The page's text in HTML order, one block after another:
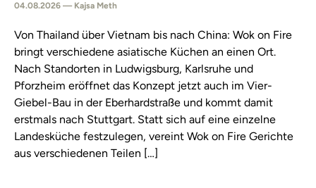
04.08.2026 — Kajsa Meth
Von Thailand über Vietnam bis nach China: Wok on Fire
bringt verschiedene asiatische Küchen an einen Ort.
Nach Standorten in Ludwigsburg, Karlsruhe und
Pforzheim eröffnet das Konzept jetzt auch im Vier-
Giebel-Bau in der Eberhardstraße und kommt damit
erstmals nach Stuttgart. Statt sich auf eine einzelne
Landesküche festzulegen, vereint Wok on Fire Gerichte
aus verschiedenen Teilen […]